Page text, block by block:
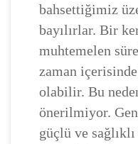
bahsettiğimiz
bayılırlar. Bir
muhtemelen
zaman
olabilir. Bu
önerilmiyor.
güçlü ve